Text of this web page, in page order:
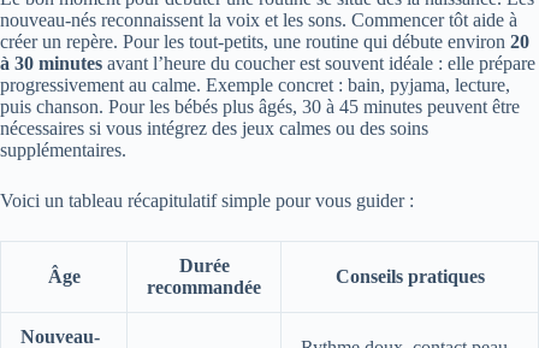
nouveau-nés reconnaissent la voix et les sons. Commencer tôt aide à
créer un repère. Pour les tout-petits, une routine qui débute environ 20
à 30 minutes avant l’heure du coucher est souvent idéale : elle prépare
progressivement au calme. Exemple concret : bain, pyjama, lecture,
puis chanson. Pour les bébés plus âgés, 30 à 45 minutes peuvent être
nécessaires si vous intégrez des jeux calmes ou des soins
supplémentaires.
Voici un tableau récapitulatif simple pour vous guider :
Âge
Durée
recommandée
Conseils pratiques
Nouveau-